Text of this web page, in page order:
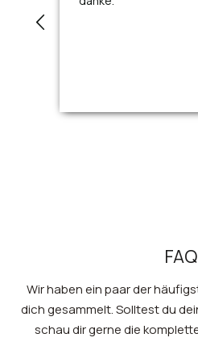
FAQ
Wir haben ein paar der
dich gesammelt. Solltest du
schau dir gerne die